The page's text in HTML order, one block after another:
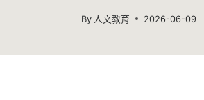
By 人文教育 2026-06-09